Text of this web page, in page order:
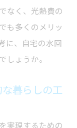
なく、光熱費の
も多くのメリッ
に、自宅の水回
しょうか。
暮らしの工
実現するための